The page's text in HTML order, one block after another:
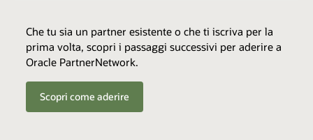
QUALIFICATORI
Costo del track: $3.000 dollari (più tasse, se
applicabili)
Che tu sia un partner esistente o che ti iscriva per la
prima volta, scopri i passaggi successivi per aderire a
Oracle PartnerNetwork.
Scopri come aderire